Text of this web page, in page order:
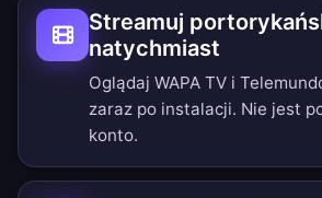
Streamuj
natychmiast
Oglądaj WAPA TV i
zaraz po instalacji. Nie jest
konto.